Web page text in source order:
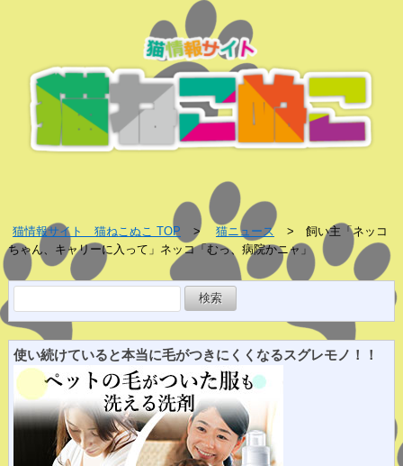
猫情報サイト 猫ねこぬこ TOP 猫ニュース
飼い主「ネッコ
ちゃん、キャリーに入って」ネッコ「むっ、病院かニャ」
索:
使い続けていると本当に毛がつきにくくなるスグレモノ！！